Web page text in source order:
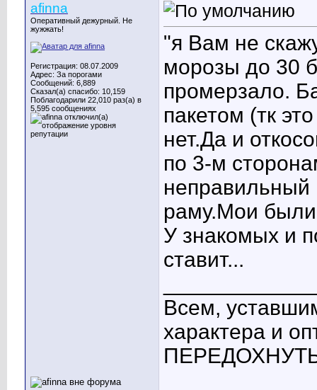
afinna
Оперативный дежурный. Не
жужжать!
Регистрация: 08.07.2009
Адрес: За порогами
Сообщений: 6,889
Сказал(а) спасибо: 10,159
Поблагодарили 22,010 раз(а) в
5,595 сообщениях
"я Вам не
морозы до 30
промерзало.
пакетом (тк
нет.Да и
по 3-м
неправильный
раму.Мои были
У знакомых и
ставит...
Всем,
характера и